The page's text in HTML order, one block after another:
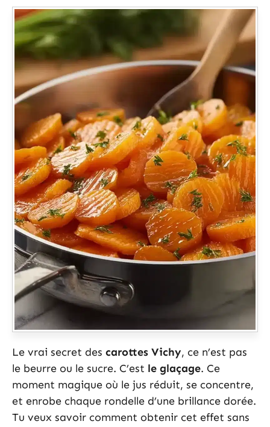
Le vrai secret des carottes Vichy, ce n’est pas
le beurre ou le sucre. C’est le glaçage. Ce
moment magique où le jus réduit, se concentre,
et enrobe chaque rondelle d’une brillance dorée.
Tu veux savoir comment obtenir cet effet sans